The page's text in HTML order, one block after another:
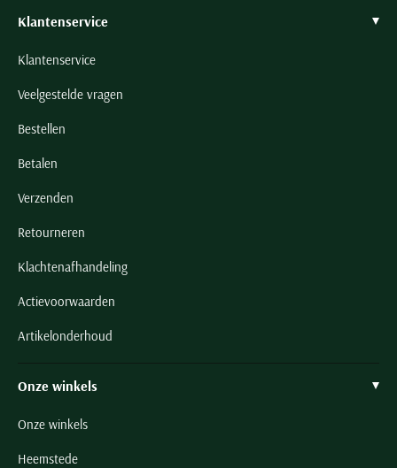
Klantenservice
Klantenservice
Veelgestelde vragen
Bestellen
Betalen
Verzenden
Retourneren
Klachtenafhandeling
Actievoorwaarden
Artikelonderhoud
Onze winkels
Onze winkels
Heemstede